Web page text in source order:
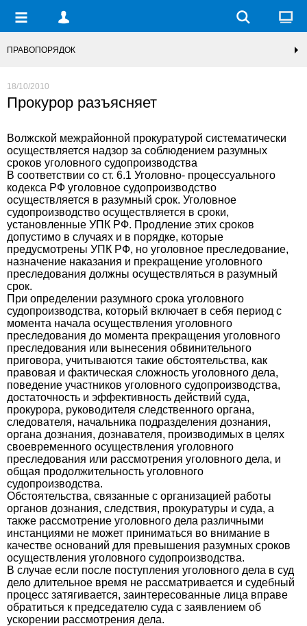
ПРАВОПОРЯДОК
18/10/2010
Прокурор разъясняет
Волжской межрайонной прокуратурой систематически
осуществляется надзор за соблюдением разумных
сроков уголовного судопроизводства
В соответствии со ст. 6.1 Уголовно- процессуального
кодекса РФ уголовное судопроизводство
осуществляется в разумный срок. Уголовное
судопроизводство осуществляется в сроки,
установленные УПК РФ. Продление этих сроков
допустимо в случаях и в порядке, которые
предусмотрены УПК РФ, но уголовное преследование,
назначение наказания и прекращение уголовного
преследования должны осуществляться в разумный
срок.
При определении разумного срока уголовного
судопроизводства, который включает в себя период с
момента начала осуществления уголовного
преследования до момента прекращения уголовного
преследования или вынесения обвинительного
приговора, учитываются такие обстоятельства, как
правовая и фактическая сложность уголовного дела,
поведение участников уголовного судопроизводства,
достаточность и эффективность действий суда,
прокурора, руководителя следственного органа,
следователя, начальника подразделения дознания,
органа дознания, дознавателя, производимых в целях
своевременного осуществления уголовного
преследования или рассмотрения уголовного дела, и
общая продолжительность уголовного
судопроизводства.
Обстоятельства, связанные с организацией работы
органов дознания, следствия, прокуратуры и суда, а
также рассмотрение уголовного дела различными
инстанциями не может приниматься во внимание в
качестве оснований для превышения разумных сроков
осуществления уголовного судопроизводства.
В случае если после поступления уголовного дела в суд
дело длительное время не рассматривается и судебный
процесс затягивается, заинтересованные лица вправе
обратиться к председателю суда с заявлением об
ускорении рассмотрения дела.